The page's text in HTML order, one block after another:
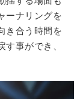
ーナリングを
き合う時間を
事ができ、